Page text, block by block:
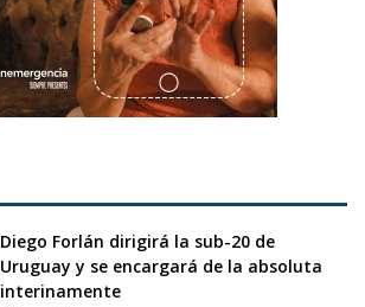
Diego Forlán dirigirá la sub-20 de
Uruguay y se encargará de la absoluta
interinamente